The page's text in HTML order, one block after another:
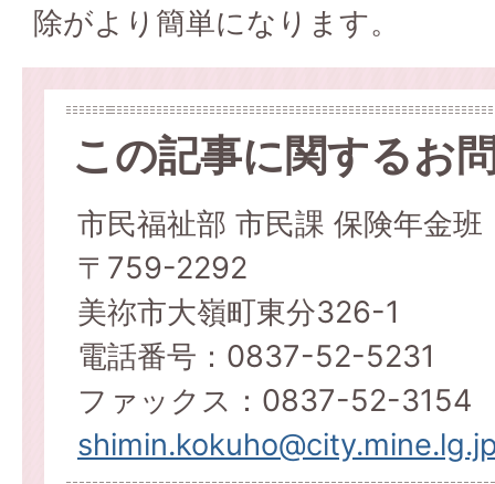
除がより簡単になります。
この記事に関するお
市民福祉部 市民課 保険年金班
〒759-2292
美祢市大嶺町東分326-1
電話番号：0837-52-5231
ファックス：0837-52-3154